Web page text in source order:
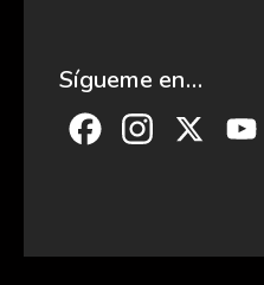
Sígueme en…
FacebookInstagram